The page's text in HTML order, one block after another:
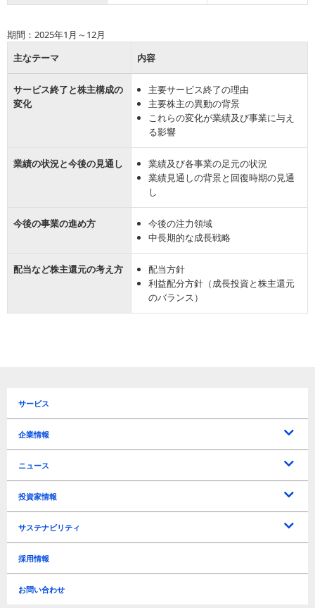
期間：2025年1月～12月
主なテーマ
内容
サービス終了と株主構成の
変化
主要サービス終了の理由
主要株主の異動の背景
これらの変化が業績及び事業に与え
る影響
業績の状況と今後の見通し
業績及び各事業の足元の状況
業績見通しの背景と回復時期の見通
し
今後の事業の進め方
今後の注力領域
中長期的な成長戦略
配当など株主還元の考え方
配当方針
利益配分方針（成長投資と株主還元
のバランス）
サービス
企業情報
トップメッセージ
企業理念
会社概要
役員一覧
沿革
所在地 / アクセス
ニュース
プレスリリース
お知らせ
投資家情報
IRリリース
IRカレンダー
経営方針
マーケティングソリューションズ事業戦略
トラベルテック事業戦略
新規事業戦略
ディスクロージャーポリシー
ライブラリー
中期経営計画
決算短信
決算説明資料
有価証券報告書
アニュアルレポート
業績・財務情報
連結経営指標
年度別業績推移
四半期別業績推移
株式情報
株式情報
株主関連
株主総会
配当
IRに関するお問い合わせ
よくあるご質問
電子公告
免責事項
サステナビリティ
サステナビリティ基本方針
リスク管理
事業継続計画基本方針
事業等のリスク
Environment（環境）
TCFD
環境負荷軽減
Social（社会）
情報セキュリティ
ビジネス
人材育成 / 職場環境 / 人権
Governance（ガバナンス）
Governance（ガバナンス）
ESGデータ
GRIガイドライン対照表
編集方針
採用情報
お問い合わせ